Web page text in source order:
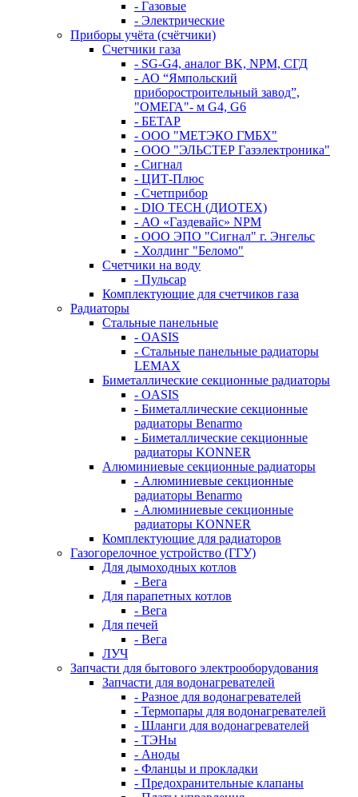
- Газовые
- Электрические
Приборы учёта (счётчики)
Счетчики газа
- SG-G4, аналог BK, NPM, СГД
- АО “Ямпольский
приборостроительный завод”,
"ОМЕГА"- м G4, G6
- БЕТАР
- ООО "МЕТЭКО ГМБХ"
- ООО "ЭЛЬСТЕР Газэлектроника"
- Сигнал
- ЦИТ-Плюс
- Счетприбор
- DIO TECH (ДИОТЕХ)
- АО «Газдевайс» NPM
- ООО ЭПО "Сигнал" г. Энгельс
- Холдинг "Беломо"
Счетчики на воду
- Пульсар
Комплектующие для счетчиков газа
Радиаторы
Стальные панельные
- OASIS
- Стальные панельные радиаторы
LEMAX
Биметаллические секционные радиаторы
- OASIS
- Биметаллические секционные
радиаторы Benarmo
- Биметаллические секционные
радиаторы KONNER
Алюминиевые секционные радиаторы
- Алюминиевые секционные
радиаторы Benarmo
- Алюминиевые секционные
радиаторы KONNER
Комплектующие для радиаторов
Газогорелочное устройство (ГГУ)
Для дымоходных котлов
- Вега
Для парапетных котлов
- Вега
Для печей
- Вега
ЛУЧ
Запчасти для бытового электрооборудования
Запчасти для водонагревателей
- Разное для водонагревателей
- Термопары для водонагревателей
- Шланги для водонагревателей
- ТЭНы
- Аноды
- Фланцы и прокладки
- Предохранительные клапаны